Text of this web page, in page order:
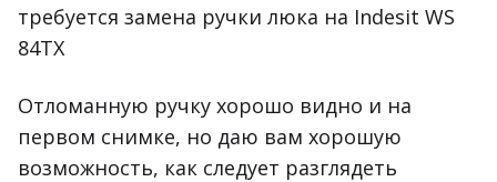
требуется замена ручки люка на Indesit WS
84TX
Отломанную ручку хорошо видно и на
первом снимке, но даю вам хорошую
возможность, как следует разглядеть